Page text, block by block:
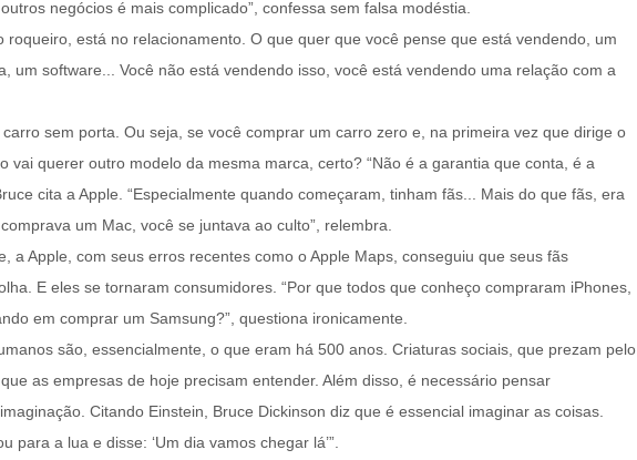
negócios é mais complicado”, confessa sem falsa modéstia.
roqueiro, está no relacionamento. O que quer que você pense que está vendendo, um
um software... Você não está vendendo isso, você está vendendo uma relação com a
sem porta. Ou seja, se você comprar um carro zero e, na primeira vez que dirige o
vai querer outro modelo da mesma marca, certo? “Não é a garantia que conta, é a
cita a Apple. “Especialmente quando começaram, tinham fãs... Mais do que fãs, era
um Mac, você se juntava ao culto”, relembra.
a Apple, com seus erros recentes como o Apple Maps, conseguiu que seus fãs
E eles se tornaram consumidores. “Por que todos que conheço compraram iPhones,
em comprar um Samsung?”, questiona ironicamente.
são, essencialmente, o que eram há 500 anos. Criaturas sociais, que prezam pelo
as empresas de hoje precisam entender. Além disso, é necessário pensar
Citando Einstein, Bruce Dickinson diz que é essencial imaginar as coisas.
para a lua e disse: ‘Um dia vamos chegar lá’”.